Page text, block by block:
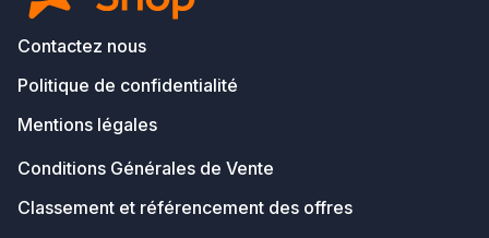
Contactez nous
Politique de confidentialité
Mentions légales
Conditions Générales de Vente
Classement et référencement des offres